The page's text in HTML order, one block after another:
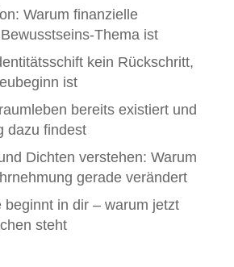
Warum finanzielle
Thema ist
kein Rückschritt,
ist
bereits existiert und
dazu findest
Dichten verstehen: Warum
gerade verändert
beginnt in dir – warum jetzt
steht